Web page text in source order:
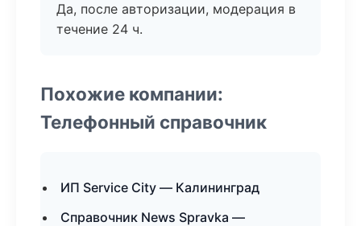
Да, после авторизации, модерация в
течение 24 ч.
Похожие компании:
Телефонный справочник
ИП Service City — Калининград
Справочник News Spravka —